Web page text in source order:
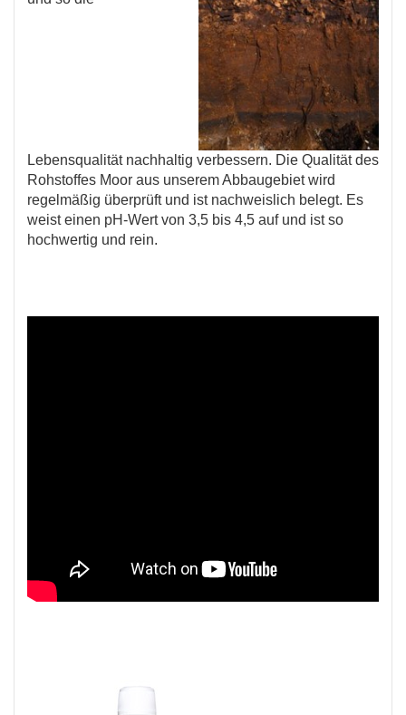
Lebensqualität nachhaltig verbessern. Die Qualität des
Rohstoffes Moor aus unserem Abbaugebiet wird
regelmäßig überprüft und ist nachweislich belegt. Es
weist einen pH-Wert von 3,5 bis 4,5 auf und ist so
hochwertig und rein.